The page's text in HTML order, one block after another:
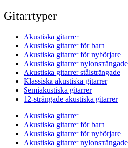
Gitarrtyper
Akustiska gitarrer
Akustiska gitarrer för barn
Akustiska gitarrer för nybörjare
Akustiska gitarrer nylonsträngade
Akustiska gitarrer stålsträngade
Klassiska akustiska gitarrer
Semiakustiska gitarrer
12-strängade akustiska gitarrer
Akustiska gitarrer
Akustiska gitarrer för barn
Akustiska gitarrer för nybörjare
Akustiska gitarrer nylonsträngade